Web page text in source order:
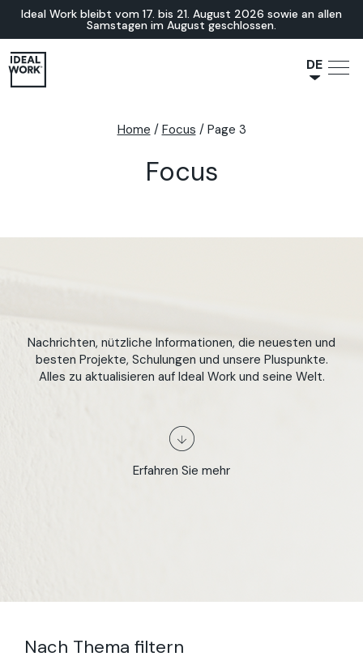
Ideal Work bleibt vom 17. bis 21. August 2026 sowie an allen
Samstagen im August geschlossen.
DE
Home / Focus / Page 3
Focus
Nachrichten, nützliche Informationen, die neuesten und
besten Projekte, Schulungen und unsere Pluspunkte.
Alles zu aktualisieren auf Ideal Work und seine Welt.
Erfahren Sie mehr
Nach Thema filtern